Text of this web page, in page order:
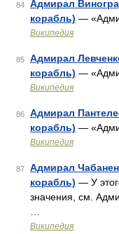
84
Адмирал
корабль) —
Википедия
85
Адмирал
корабль) —
Википедия
86
Адмирал
корабль) —
Википедия
87
Адмирал
корабль) — У
значения, см.
Википедия